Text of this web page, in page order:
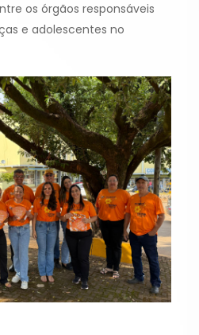
os órgãos responsáveis
e adolescentes no